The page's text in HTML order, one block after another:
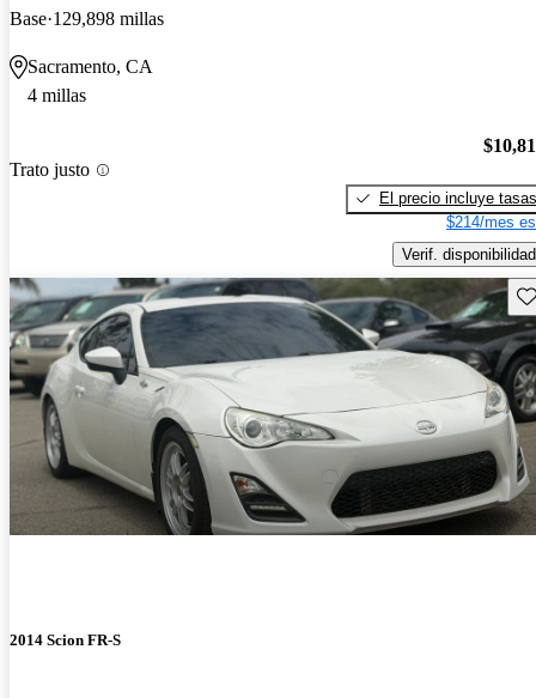
Base 129,898 millas
Sacramento, CA
4 millas
Trato justo
El precio incluye tasas
$214/mes
Verif. disponibilidad
2014 Scion FR-S